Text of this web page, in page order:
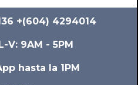
+(604) 4294014
V: 9AM - 5PM
hasta la 1PM